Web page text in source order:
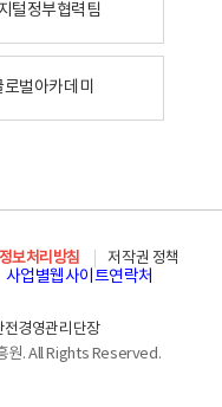
털정부협력팀
로벌아카데미
보처리방침
저작권 정책
사업별웹사이트연락처
전경영관리단장
원. All Rights Reserved.